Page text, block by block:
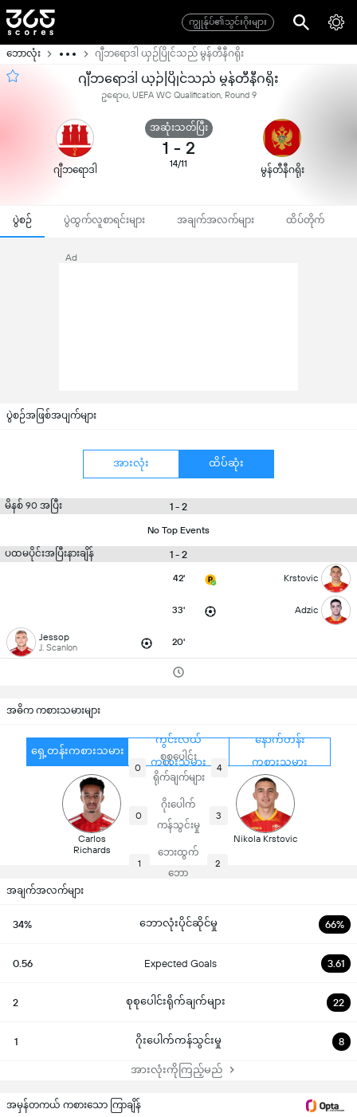
ကျွုန်ုပ်၏သွင်းဂိုးများ
ဘောလုံး ဂျီဘရောဒါ ယှဉ်ပြိုင်သည် မွန်တီနီဂရိုး
ဂျီဘရောဒါ ယှဉ်ပြိုင်သည် မွန်တီနီဂရိုး
ဥရောပ, UEFA WC Qualification, Round 9
ဂျီဘရောဒါ
အဆုံးသတ်ပြီး
1 - 2
14/11
မွန်တီနီဂရိုး
ပွဲစဉ် ပွဲထွက်လူစာရင်းများ အချက်အလက်များ ထိပ်တိုက်
Ad
ပွဲစဉ်အဖြစ်အပျက်များ
အားလုံး ထိပ်ဆုံး
မိနစ် 90 အပြီး 1 - 2
No Top Events
ပထမပိုင်းအပြီးနားချိန် 1 - 2
42' Krstovic
33' Adzic
Jessop
J. Scanlon 20'
အဓိက ကစားသမားများ
ရှေ့တန်းကစားသမား
ကွင်းလယ်
ကစားသမား
နောက်တန်း
ကစားသမား
Carlos
Richards
0
စုစုပေါင်း
ရိုက်ချက်များ
4
0
ဂိုးပေါက်
ကန်သွင်းမှု
3
1
ဘေးထွက်
ဘော
2
Nikola Krstovic
အချက်အလက်များ
34% ဘောလုံးပိုင်ဆိုင်မှု 66%
0.56 Expected Goals 3.61
2 စုစုပေါင်းရိုက်ချက်များ 22
1 ဂိုးပေါက်ကန်သွင်းမှု 8
အားလုံးကိုကြည့်မည်
အမှန်တကယ် ကစားသော ကြာချိန်